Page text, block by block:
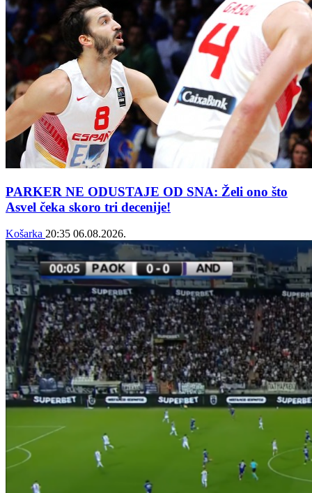
PARKER NE ODUSTAJE OD SNA: Želi ono što
Asvel čeka skoro tri decenije!
Košarka 20:35 06.08.2026.